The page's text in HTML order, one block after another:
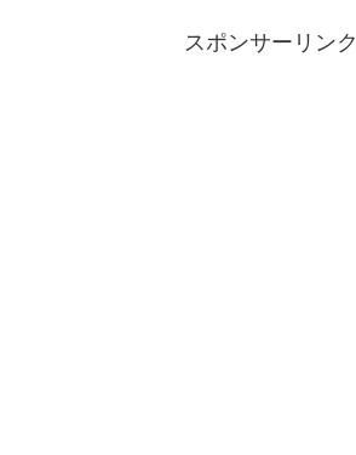
スポンサーリンク